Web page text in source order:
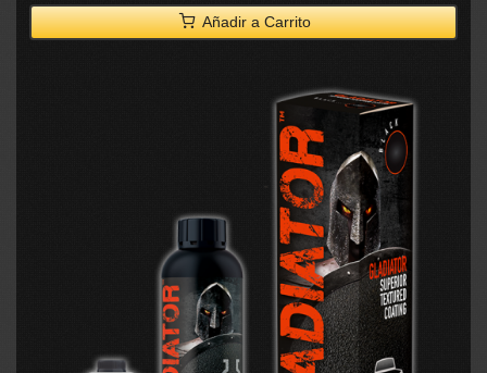
Añadir a Carrito